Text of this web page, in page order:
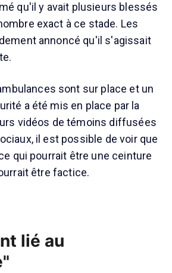
qu'il y avait plusieurs blessés
exact à ce stade. Les
annoncé qu'il s'agissait
sont sur place et un
a été mis en place par la
vidéos de témoins diffusées
il est possible de voir que
qui pourrait être une ceinture
être factice.
lié au